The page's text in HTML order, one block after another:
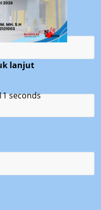
lanjut
seconds